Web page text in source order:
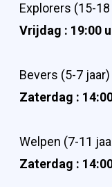
Explorers (15-18
Vrijdag : 19:00
Bevers (5-7 jaar)
Zaterdag :
Welpen (7-11
Zaterdag :